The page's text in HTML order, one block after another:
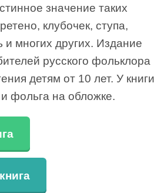
значение таких
клубочек, ступа,
и многих других. Издание
русского фольклора
детям от 10 лет. У книги
фольга на обложке.